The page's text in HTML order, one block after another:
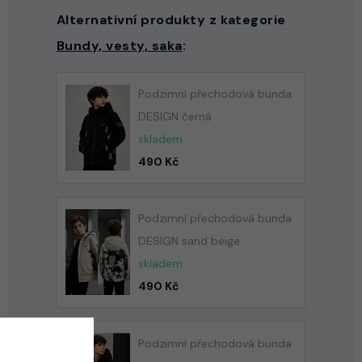
Alternativní produkty z kategorie
Bundy, vesty, saka:
Podzimní přechodová bunda
DESIGN černá
skladem
490 Kč
Podzimní přechodová bunda
DESIGN sand beige
skladem
490 Kč
Podzimní přechodová bunda